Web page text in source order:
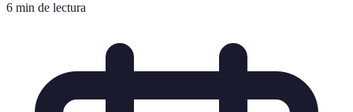
6 min de lectura